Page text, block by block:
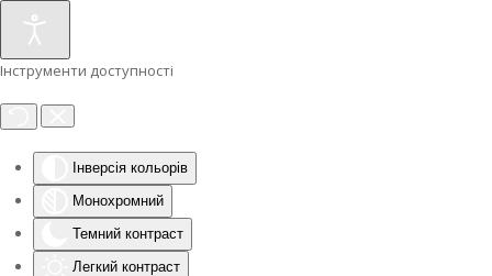
Інструменти доступності
Інверсія кольорів
Монохромний
Темний контраст
Легкий контраст